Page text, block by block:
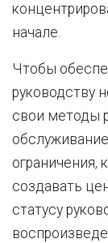
начале.
Чтобы
руководству
свои методы
создавать
статусу